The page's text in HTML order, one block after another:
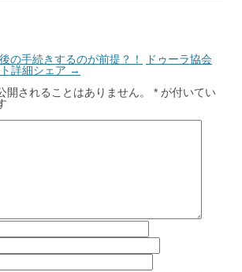
の手続きするのが前提？！
ドゥーラ協会
詳細シェア →
開されることはありません。
* が付いてい